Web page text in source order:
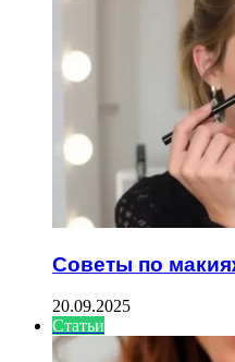
Советы по
20.09.2025
Статьи